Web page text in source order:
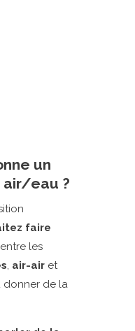
un
air/eau ?
faire
les
, air-airet
donner de la